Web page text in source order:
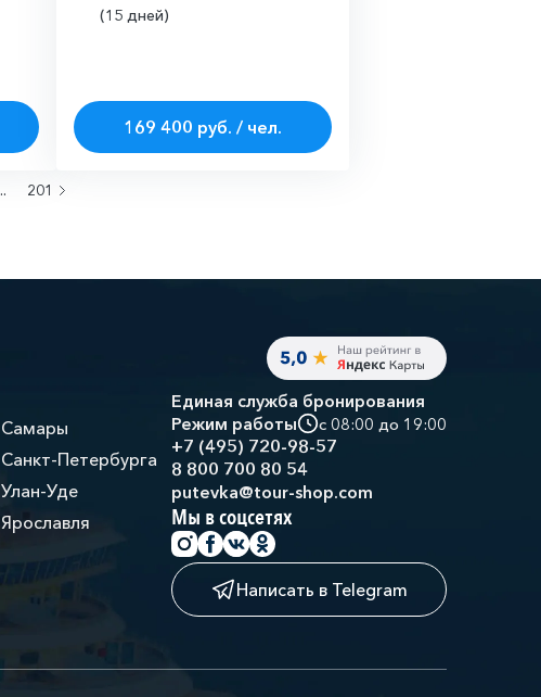
(15 дней)
169 400 руб. / чел.
201
Самары
Петербурга
Уде
Единая служба бронирования
Режим работы
с 08:00 до 19:00
+7 (495) 720-98-57
8 800 700 80 54
putevka@tour-shop.com
Мы в соцсетях
Написать в Telegram